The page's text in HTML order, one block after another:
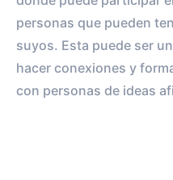
personas que pueden
suyos. Esta puede ser
hacer conexiones y
con personas de ideas